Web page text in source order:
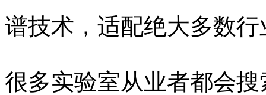
谱技术，适配绝大多数
很多实验室从业者都会